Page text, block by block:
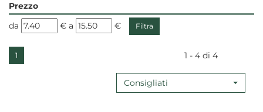
Prezzo
filtra
da € filtra
a €
1 1 - 4 di 4
Consigliati